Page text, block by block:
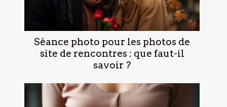
Séance photo pour les photos de
site de rencontres : que faut-il
savoir ?